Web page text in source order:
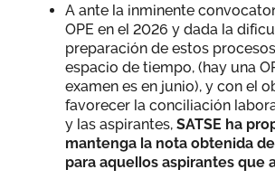
A ante la inminente
OPE en el 2026 y dada la
preparación de estos
espacio de tiempo, (hay una
examen es en junio), y con el
favorecer la conciliación
y las aspirantes, SATSE ha
mantenga la nota obtenida
para aquellos aspirantes que